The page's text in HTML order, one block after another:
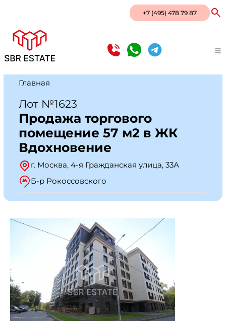
+7 (495) 478 79 87
Главная
Лот №1623
Продажа торгового
помещение 57 м2 в ЖК
Вдохновение
г. Москва, 4-я Гражданская улица, 33А
Б-р Рокоссовского